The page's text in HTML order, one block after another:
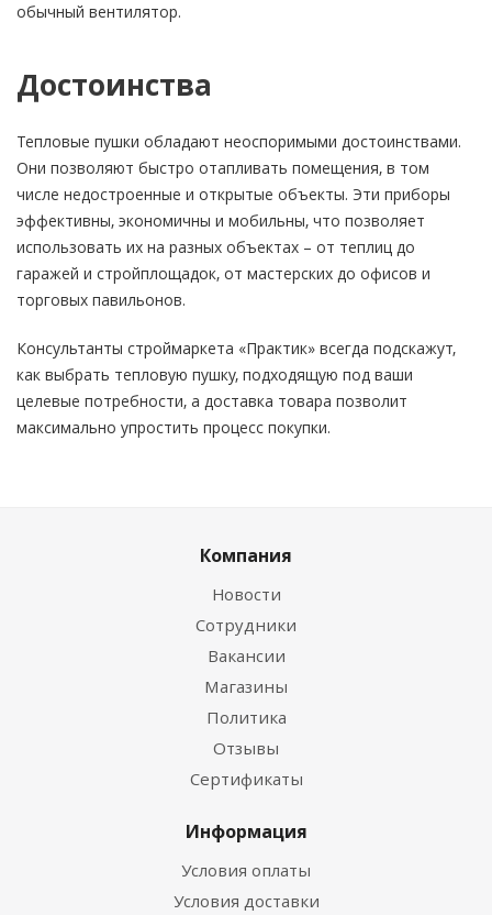
обычный вентилятор.
Достоинства
Тепловые пушки обладают неоспоримыми достоинствами.
Они позволяют быстро отапливать помещения, в том
числе недостроенные и открытые объекты. Эти приборы
эффективны, экономичны и мобильны, что позволяет
использовать их на разных объектах – от теплиц до
гаражей и стройплощадок, от мастерских до офисов и
торговых павильонов.
Консультанты строймаркета «Практик» всегда подскажут,
как выбрать тепловую пушку, подходящую под ваши
целевые потребности, а доставка товара позволит
максимально упростить процесс покупки.
Компания
Новости
Сотрудники
Вакансии
Магазины
Политика
Отзывы
Сертификаты
Информация
Условия оплаты
Условия доставки